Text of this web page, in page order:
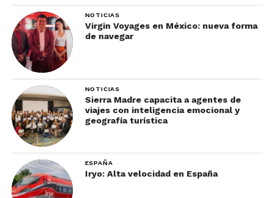
NOTICIAS
Virgin Voyages en México: nueva forma
de navegar
NOTICIAS
Sierra Madre capacita a agentes de
viajes con inteligencia emocional y
geografía turística
ESPAÑA
Iryo: Alta velocidad en España